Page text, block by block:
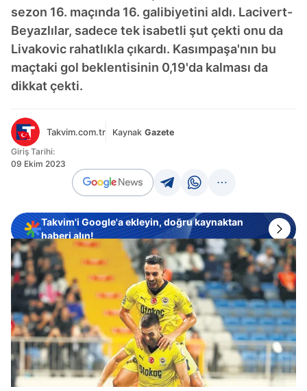
sezon 16. maçında 16. galibiyetini aldı. Lacivert-
Beyazlılar, sadece tek isabetli şut çekti onu da
Livakovic rahatlıkla çıkardı. Kasımpaşa'nın bu
maçtaki gol beklentisinin 0,19'da kalması da
dikkat çekti.
Takvim.com.tr Kaynak Gazete
Giriş Tarihi:
09 Ekim 2023
Takvim'i Google'a ekleyin, doğru kaynaktan
haberi alın!